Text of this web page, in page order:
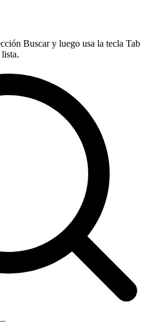
Buscar y luego usa la tecla Tab